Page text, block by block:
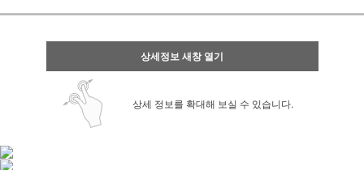
상세정보 새창 열기
상세 정보를 확대해 보실 수 있습니다.